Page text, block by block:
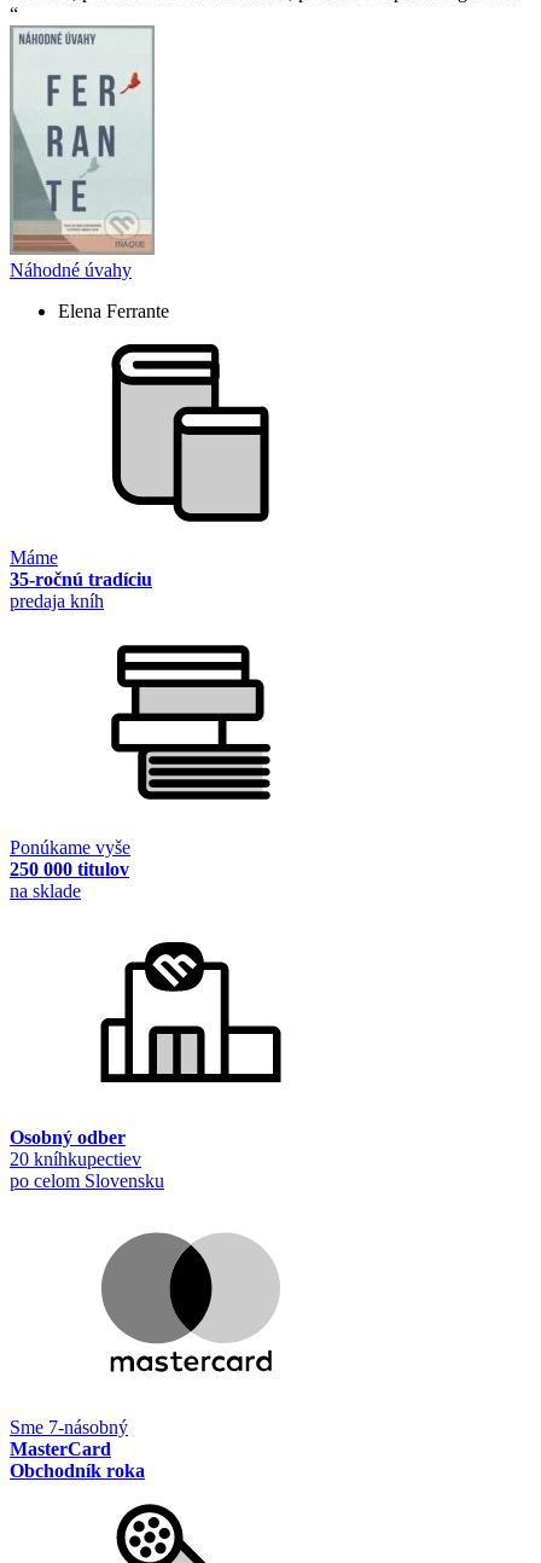
Náhodné úvahy
Elena Ferrante
Máme
35-ročnú tradíciu
predaja kníh
Ponúkame vyše
250 000 titulov
na sklade
Osobný odber
20 kníhkupectiev
po celom Slovensku
Sme 7-násobný
MasterCard
Obchodník roka